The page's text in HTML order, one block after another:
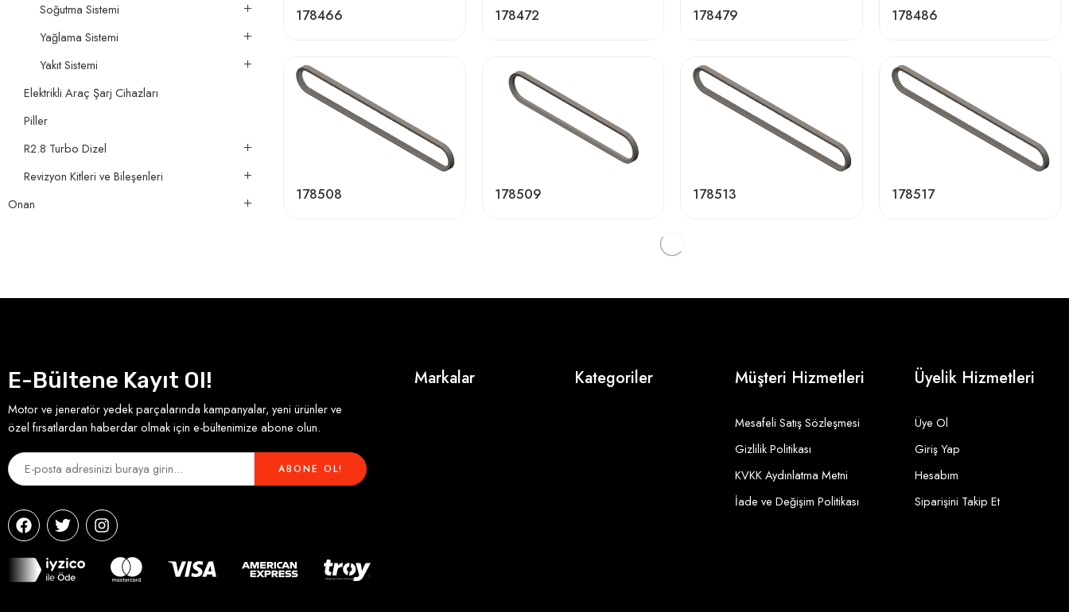
178466 178472 178479 178486
178508 178509 178513 178517
Soğutma Sistemi
Yağlama Sistemi
Yakıt Sistemi
Elektrikli Araç Şarj Cihazları
Piller
R2.8 Turbo Dizel
Revizyon Kitleri ve Bileşenleri
Onan
E-Bültene Kayıt Ol!
Motor ve jeneratör yedek parçalarında kampanyalar, yeni ürünler ve
özel fırsatlardan haberdar olmak için e-bültenimize abone olun.
Markalar Kategoriler Müşteri Hizmetleri
Mesafeli Satış Sözleşmesi
Gizlilik Politikası
KVKK Aydınlatma Metni
İade ve Değişim Politikası
Üyelik Hizmetleri
Üye Ol
Giriş Yap
Hesabım
Siparişini Takip Et